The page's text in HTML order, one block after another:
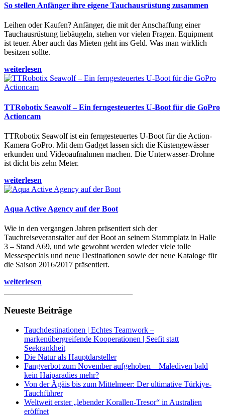
So stellen Anfänger ihre eigene Tauchausrüstung zusammen
Leihen oder Kaufen? Anfänger, die mit der Anschaffung einer
Tauchausrüstung liebäugeln, stehen vor vielen Fragen. Equipment
ist teuer. Aber auch das Mieten geht ins Geld. Was man wirklich
besitzen sollte.
weiterlesen
TTRobotix Seawolf – Ein ferngesteuertes U-Boot für die GoPro
Actioncam
TTRobotix Seawolf ist ein ferngesteuertes U-Boot für die Action-
Kamera GoPro. Mit dem Gadget lassen sich die Küstengewässer
erkunden und Videoaufnahmen machen. Die Unterwasser-Drohne
ist dicht bis zehn Meter.
weiterlesen
Aqua Active Agency auf der Boot
Wie in den vergangen Jahren präsentiert sich der
Tauchreiseveranstalter auf der Boot an seinem Stammplatz in Halle
3 – Stand A69, und wie gewohnt werden wieder viele tolle
Messespecials und neue Destinationen sowie der neue Kataloge für
die Saison 2016/2017 präsentiert.
weiterlesen
Neueste Beiträge
Tauchdestinationen | Echtes Teamwork –
markenübergreifende Kooperationen | Seefit statt
Seekrankheit
Die Natur als Hauptdarsteller
Fangverbot zum November aufgehoben – Malediven bald
kein Haiparadies mehr?
Von der Ägäis bis zum Mittelmeer: Der ultimative Türkiye-
Tauchführer
Weltweit erster „lebender Korallen-Tresor“ in Australien
eröffnet